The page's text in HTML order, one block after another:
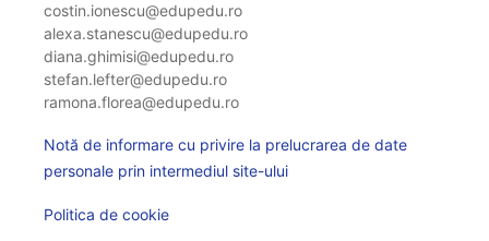
costin.ionescu@edupedu.ro
alexa.stanescu@edupedu.ro
diana.ghimisi@edupedu.ro
stefan.lefter@edupedu.ro
ramona.florea@edupedu.ro
Notă de informare cu privire la prelucrarea de date
personale prin intermediul site-ului
Politica de cookie